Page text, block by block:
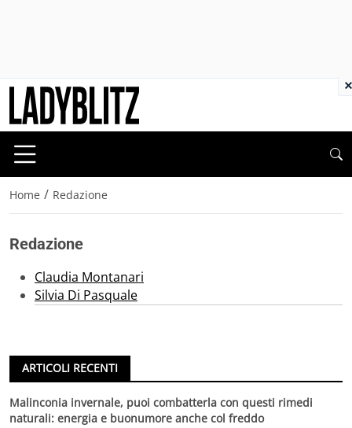
Home / Redazione
Redazione
Claudia Montanari
Silvia Di Pasquale
ARTICOLI RECENTI
Malinconia invernale, puoi combatterla con questi rimedi
naturali: energia e buonumore anche col freddo
×